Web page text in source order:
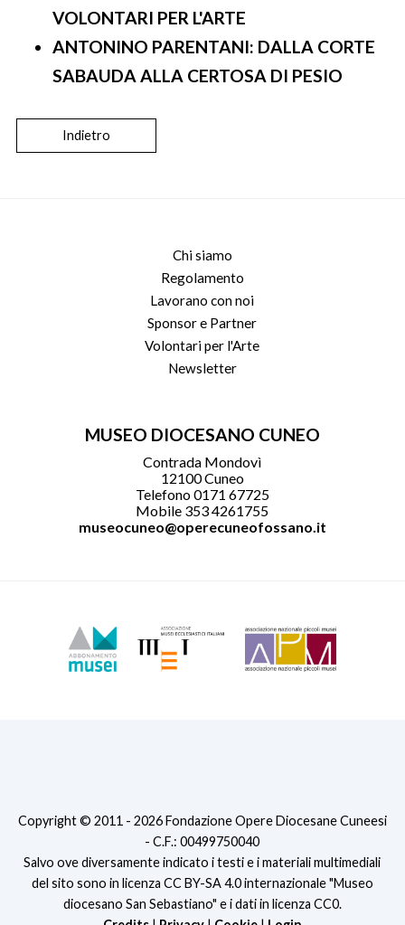
VOLONTARI PER L'ARTE
ANTONINO PARENTANI: DALLA CORTE
SABAUDA ALLA CERTOSA DI PESIO
Indietro
Chi siamo
Regolamento
Lavorano con noi
Sponsor e Partner
Volontari per l'Arte
Newsletter
MUSEO DIOCESANO CUNEO
Contrada Mondovì
12100 Cuneo
Telefono 0171 67725
Mobile 353 4261755
museocuneo@operecuneofossano.it
Copyright © 2011 - 2026 Fondazione Opere Diocesane Cuneesi
- C.F.: 00499750040
Salvo ove diversamente indicato i testi e i materiali multimediali
del sito sono in licenza CC BY-SA 4.0 internazionale "Museo
diocesano San Sebastiano" e i dati in licenza CC0.